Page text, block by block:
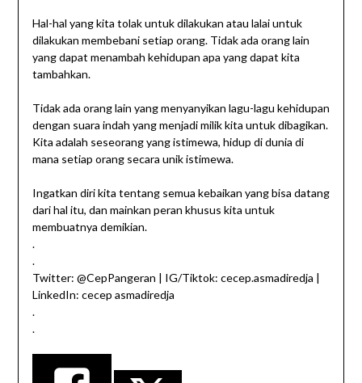
Hal-hal yang kita tolak untuk dilakukan atau lalai untuk
dilakukan membebani setiap orang. Tidak ada orang lain
yang dapat menambah kehidupan apa yang dapat kita
tambahkan.
Tidak ada orang lain yang menyanyikan lagu-lagu kehidupan
dengan suara indah yang menjadi milik kita untuk dibagikan.
Kita adalah seseorang yang istimewa, hidup di dunia di
mana setiap orang secara unik istimewa.
Ingatkan diri kita tentang semua kebaikan yang bisa datang
dari hal itu, dan mainkan peran khusus kita untuk
membuatnya demikian.
.
.
Twitter: @CepPangeran | IG/Tiktok: cecep.asmadiredja |
LinkedIn: cecep asmadiredja
.
.